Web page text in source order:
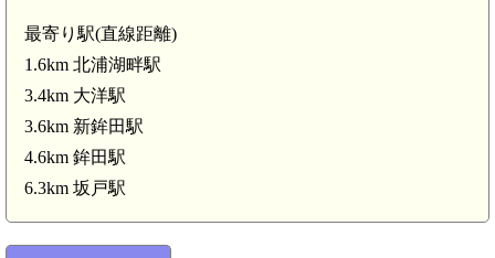
最寄り駅(直線距離)
1.6km 北浦湖畔駅
3.4km 大洋駅
3.6km 新鉾田駅
4.6km 鉾田駅
6.3km 坂戸駅